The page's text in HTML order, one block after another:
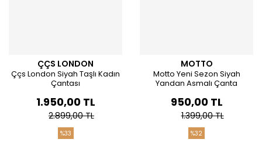
ÇÇS LONDON
Ççs London Siyah Taşlı Kadın
Çantası
1.950,00 TL
2.899,00 TL
%33
MOTTO
Motto Yeni Sezon Siyah
Yandan Asmalı Çanta
950,00 TL
1.399,00 TL
%32